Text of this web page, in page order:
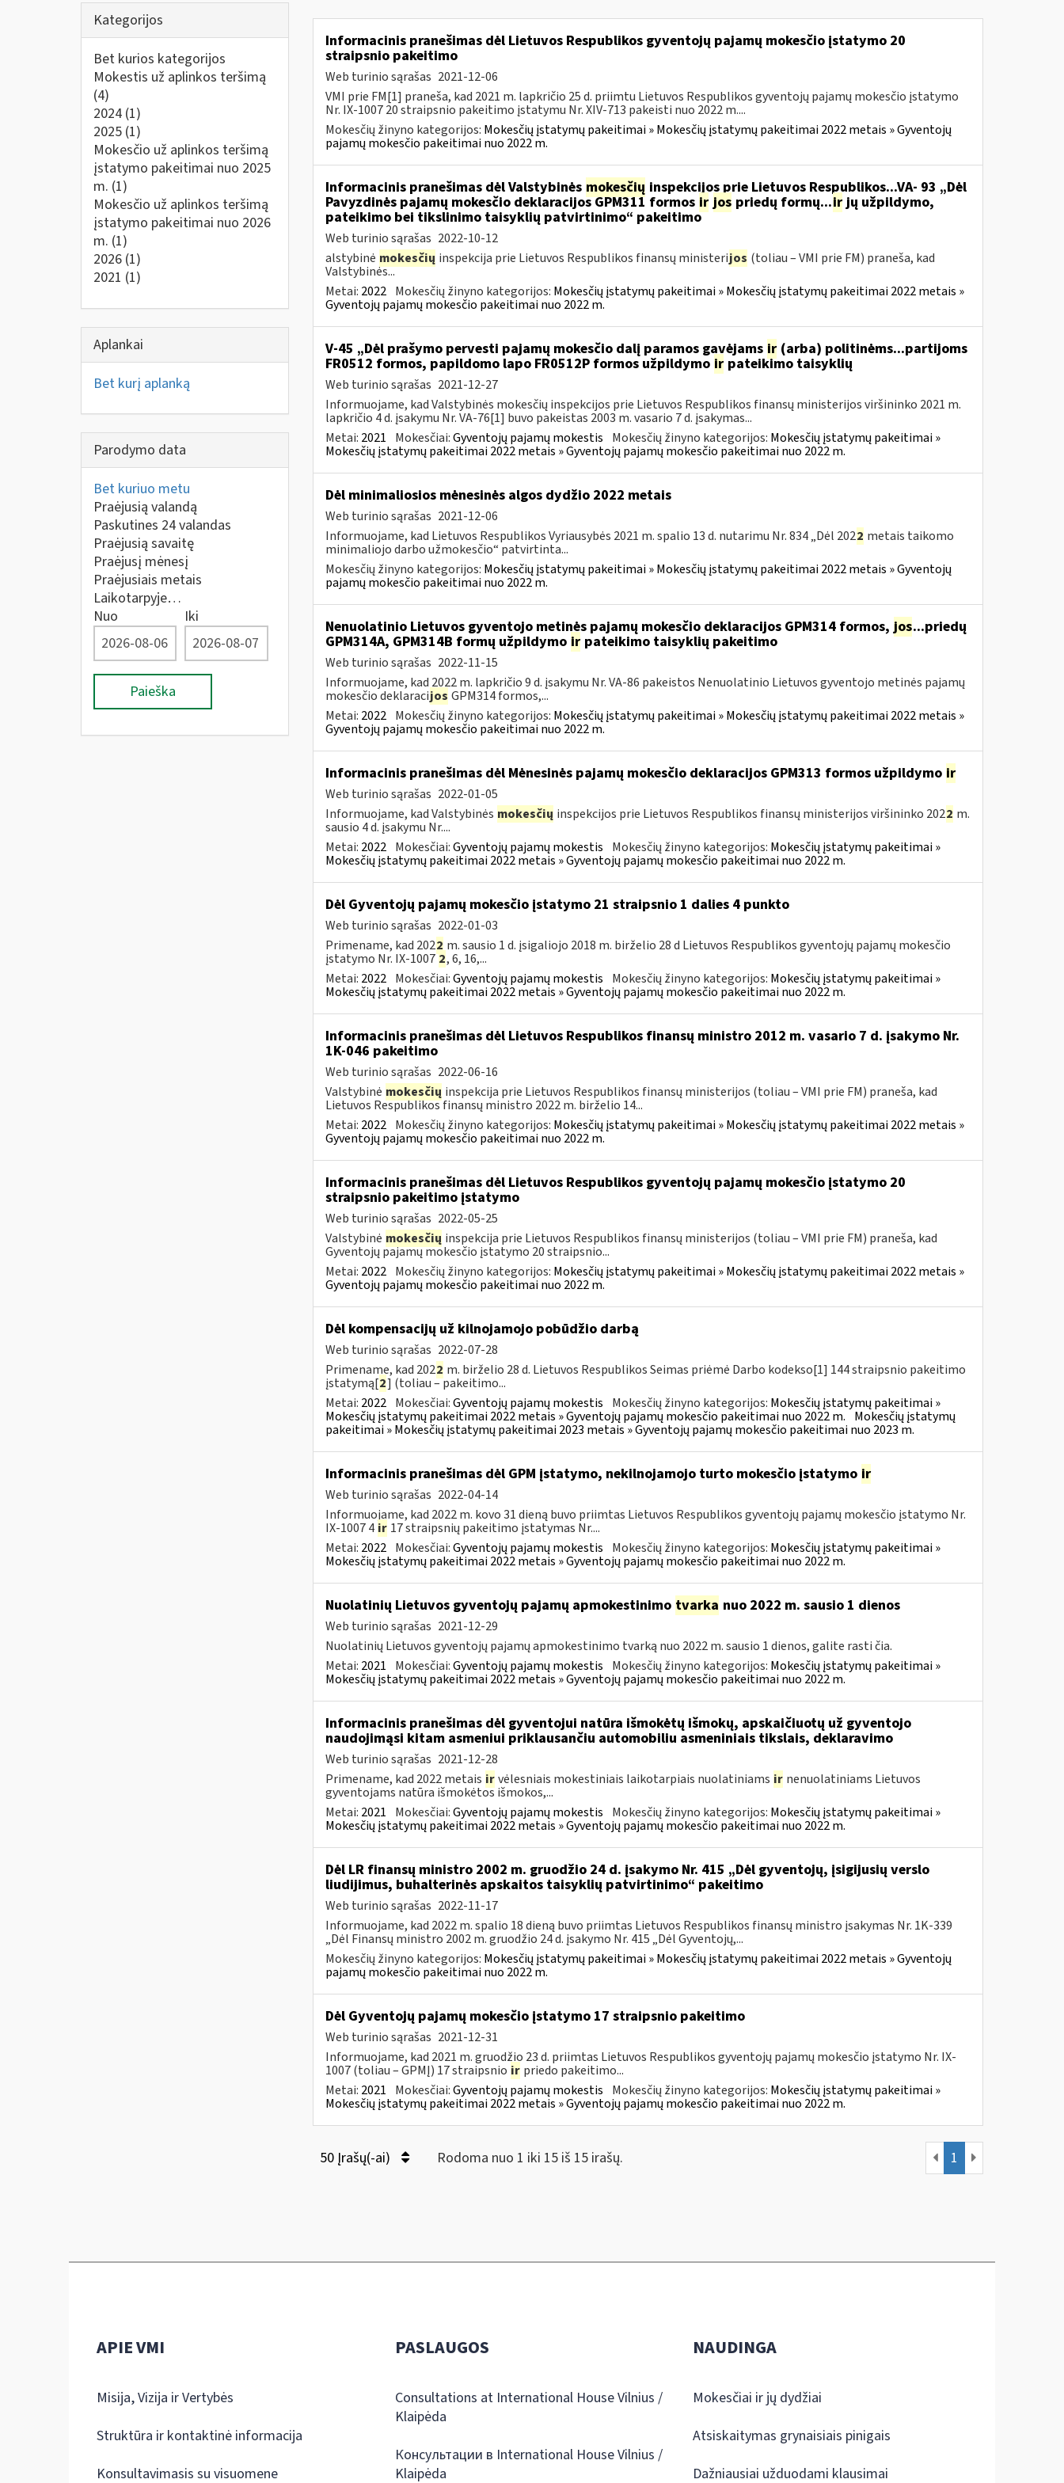
Kategorijos
Bet kurios kategorijos
Mokestis už aplinkos teršimą
(4)
2024 (1)
2025 (1)
Mokesčio už aplinkos teršimą
įstatymo pakeitimai nuo 2025
m. (1)
Mokesčio už aplinkos teršimą
įstatymo pakeitimai nuo 2026
m. (1)
2026 (1)
2021 (1)
Aplankai
Bet kurį aplanką
Parodymo data
Bet kuriuo metu
Praėjusią valandą
Paskutines 24 valandas
Praėjusią savaitę
Praėjusį mėnesį
Praėjusiais metais
Laikotarpyje…
Nuo
Iki
Paieška
Informacinis pranešimas dėl Lietuvos Respublikos gyventojų pajamų mokesčio įstatymo 20
straipsnio pakeitimo
Web turinio sąrašas 2021-12-06
VMI prie FM[1] praneša, kad 2021 m. lapkričio 25 d. priimtu Lietuvos Respublikos gyventojų pajamų mokesčio įstatymo
Nr. IX-1007 20 straipsnio pakeitimo įstatymu Nr. XIV-713 pakeisti nuo 2022 m....
Mokesčių žinyno kategorijos: Mokesčių įstatymų pakeitimai » Mokesčių įstatymų pakeitimai 2022 metais » Gyventojų
pajamų mokesčio pakeitimai nuo 2022 m.
Informacinis pranešimas dėl Valstybinės mokesčių inspekcijos prie Lietuvos Respublikos...VA- 93 „Dėl
Pavyzdinės pajamų mokesčio deklaracijos GPM311 formos ir jos priedų formų...irjų užpildymo,
pateikimo bei tikslinimo taisyklių patvirtinimo“ pakeitimo
Web turinio sąrašas 2022-10-12
alstybinė mokesčių inspekcija prie Lietuvos Respublikos finansų ministerijos (toliau – VMI prie FM) praneša, kad
Valstybinės...
Metai: 2022 Mokesčių žinyno kategorijos: Mokesčių įstatymų pakeitimai » Mokesčių įstatymų pakeitimai 2022 metais »
Gyventojų pajamų mokesčio pakeitimai nuo 2022 m.
V-45 „Dėl prašymo pervesti pajamų mokesčio dalį paramos gavėjams ir(arba) politinėms...partijoms
FR0512 formos, papildomo lapo FR0512P formos užpildymo irpateikimo taisyklių
Web turinio sąrašas 2021-12-27
Informuojame, kad Valstybinės mokesčių inspekcijos prie Lietuvos Respublikos finansų ministerijos viršininko 2021 m.
lapkričio 4 d. įsakymu Nr. VA-76[1] buvo pakeistas 2003 m. vasario 7 d. įsakymas...
Metai: 2021 Mokesčiai:Gyventojų pajamų mokestis Mokesčių žinyno kategorijos: Mokesčių įstatymų pakeitimai »
Mokesčių įstatymų pakeitimai 2022 metais » Gyventojų pajamų mokesčio pakeitimai nuo 2022 m.
Dėl minimaliosios mėnesinės algos dydžio 2022 metais
Web turinio sąrašas 2021-12-06
Informuojame, kad Lietuvos Respublikos Vyriausybės 2021 m. spalio 13 d. nutarimu Nr. 834 „Dėl 2022 metais taikomo
minimaliojo darbo užmokesčio“ patvirtinta...
Mokesčių žinyno kategorijos: Mokesčių įstatymų pakeitimai » Mokesčių įstatymų pakeitimai 2022 metais » Gyventojų
pajamų mokesčio pakeitimai nuo 2022 m.
Nenuolatinio Lietuvos gyventojo metinės pajamų mokesčio deklaracijos GPM314 formos, jos...priedų
GPM314A, GPM314B formų užpildymo irpateikimo taisyklių pakeitimo
Web turinio sąrašas 2022-11-15
Informuojame, kad 2022 m. lapkričio 9 d. įsakymu Nr. VA-86 pakeistos Nenuolatinio Lietuvos gyventojo metinės pajamų
mokesčio deklaracijos GPM314 formos,...
Metai: 2022 Mokesčių žinyno kategorijos: Mokesčių įstatymų pakeitimai » Mokesčių įstatymų pakeitimai 2022 metais »
Gyventojų pajamų mokesčio pakeitimai nuo 2022 m.
Informacinis pranešimas dėl Mėnesinės pajamų mokesčio deklaracijos GPM313 formos užpildymo ir
Web turinio sąrašas 2022-01-05
Informuojame, kad Valstybinės mokesčių inspekcijos prie Lietuvos Respublikos finansų ministerijos viršininko 2022 m.
sausio 4 d. įsakymu Nr....
Metai: 2022 Mokesčiai:Gyventojų pajamų mokestis Mokesčių žinyno kategorijos: Mokesčių įstatymų pakeitimai »
Mokesčių įstatymų pakeitimai 2022 metais » Gyventojų pajamų mokesčio pakeitimai nuo 2022 m.
Dėl Gyventojų pajamų mokesčio įstatymo 21 straipsnio 1 dalies 4 punkto
Web turinio sąrašas 2022-01-03
Primename, kad 2022 m. sausio 1 d. įsigaliojo 2018 m. birželio 28 d Lietuvos Respublikos gyventojų pajamų mokesčio
įstatymo Nr. IX-10072, 6, 16,...
Metai: 2022 Mokesčiai:Gyventojų pajamų mokestis Mokesčių žinyno kategorijos: Mokesčių įstatymų pakeitimai »
Mokesčių įstatymų pakeitimai 2022 metais » Gyventojų pajamų mokesčio pakeitimai nuo 2022 m.
Informacinis pranešimas dėl Lietuvos Respublikos finansų ministro 2012 m. vasario 7 d. įsakymo Nr.
1K-046 pakeitimo
Web turinio sąrašas 2022-06-16
Valstybinė mokesčių inspekcija prie Lietuvos Respublikos finansų ministerijos (toliau – VMI prie FM) praneša, kad
Lietuvos Respublikos finansų ministro 2022 m. birželio 14...
Metai: 2022 Mokesčių žinyno kategorijos: Mokesčių įstatymų pakeitimai » Mokesčių įstatymų pakeitimai 2022 metais »
Gyventojų pajamų mokesčio pakeitimai nuo 2022 m.
Informacinis pranešimas dėl Lietuvos Respublikos gyventojų pajamų mokesčio įstatymo 20
straipsnio pakeitimo įstatymo
Web turinio sąrašas 2022-05-25
Valstybinė mokesčių inspekcija prie Lietuvos Respublikos finansų ministerijos (toliau – VMI prie FM) praneša, kad
Gyventojų pajamų mokesčio įstatymo 20 straipsnio...
Metai: 2022 Mokesčių žinyno kategorijos: Mokesčių įstatymų pakeitimai » Mokesčių įstatymų pakeitimai 2022 metais »
Gyventojų pajamų mokesčio pakeitimai nuo 2022 m.
Dėl kompensacijų už kilnojamojo pobūdžio darbą
Web turinio sąrašas 2022-07-28
Primename, kad 2022 m. birželio 28 d. Lietuvos Respublikos Seimas priėmė Darbo kodekso[1] 144 straipsnio pakeitimo
įstatymą[2] (toliau – pakeitimo...
Metai: 2022 Mokesčiai:Gyventojų pajamų mokestis Mokesčių žinyno kategorijos: Mokesčių įstatymų pakeitimai »
Mokesčių įstatymų pakeitimai 2022 metais » Gyventojų pajamų mokesčio pakeitimai nuo 2022 m. Mokesčių įstatymų
pakeitimai » Mokesčių įstatymų pakeitimai 2023 metais » Gyventojų pajamų mokesčio pakeitimai nuo 2023 m.
Informacinis pranešimas dėl GPM įstatymo, nekilnojamojo turto mokesčio įstatymo ir
Web turinio sąrašas 2022-04-14
Informuojame, kad 2022 m. kovo 31 dieną buvo priimtas Lietuvos Respublikos gyventojų pajamų mokesčio įstatymo Nr.
IX-1007 4 ir 17 straipsnių pakeitimo įstatymas Nr....
Metai: 2022 Mokesčiai:Gyventojų pajamų mokestis Mokesčių žinyno kategorijos: Mokesčių įstatymų pakeitimai »
Mokesčių įstatymų pakeitimai 2022 metais » Gyventojų pajamų mokesčio pakeitimai nuo 2022 m.
Nuolatinių Lietuvos gyventojų pajamų apmokestinimo tvarka nuo 2022 m. sausio 1 dienos
Web turinio sąrašas 2021-12-29
Nuolatinių Lietuvos gyventojų pajamų apmokestinimo tvarką nuo 2022 m. sausio 1 dienos, galite rasti čia.
Metai: 2021 Mokesčiai:Gyventojų pajamų mokestis Mokesčių žinyno kategorijos: Mokesčių įstatymų pakeitimai »
Mokesčių įstatymų pakeitimai 2022 metais » Gyventojų pajamų mokesčio pakeitimai nuo 2022 m.
Informacinis pranešimas dėl gyventojui natūra išmokėtų išmokų, apskaičiuotų už gyventojo
naudojimąsi kitam asmeniui priklausančiu automobiliu asmeniniais tikslais, deklaravimo
Web turinio sąrašas 2021-12-28
Primename, kad 2022 metais ir vėlesniais mokestiniais laikotarpiais nuolatiniams ir nenuolatiniams Lietuvos
gyventojams natūra išmokėtos išmokos,...
Metai: 2021 Mokesčiai:Gyventojų pajamų mokestis Mokesčių žinyno kategorijos: Mokesčių įstatymų pakeitimai »
Mokesčių įstatymų pakeitimai 2022 metais » Gyventojų pajamų mokesčio pakeitimai nuo 2022 m.
Dėl LR finansų ministro 2002 m. gruodžio 24 d. įsakymo Nr. 415 „Dėl gyventojų, įsigijusių verslo
liudijimus, buhalterinės apskaitos taisyklių patvirtinimo“ pakeitimo
Web turinio sąrašas 2022-11-17
Informuojame, kad 2022 m. spalio 18 dieną buvo priimtas Lietuvos Respublikos finansų ministro įsakymas Nr. 1K-339
„Dėl Finansų ministro 2002 m. gruodžio 24 d. įsakymo Nr. 415 „Dėl Gyventojų,...
Mokesčių žinyno kategorijos: Mokesčių įstatymų pakeitimai » Mokesčių įstatymų pakeitimai 2022 metais » Gyventojų
pajamų mokesčio pakeitimai nuo 2022 m.
Dėl Gyventojų pajamų mokesčio įstatymo 17 straipsnio pakeitimo
Web turinio sąrašas 2021-12-31
Informuojame, kad 2021 m. gruodžio 23 d. priimtas Lietuvos Respublikos gyventojų pajamų mokesčio įstatymo Nr. IX-
1007 (toliau – GPMĮ) 17 straipsnio ir priedo pakeitimo...
Metai: 2021 Mokesčiai:Gyventojų pajamų mokestis Mokesčių žinyno kategorijos: Mokesčių įstatymų pakeitimai »
Mokesčių įstatymų pakeitimai 2022 metais » Gyventojų pajamų mokesčio pakeitimai nuo 2022 m.
50 Įrašų(-ai) Rodoma nuo 1 iki 15 iš 15 irašų. 1
APIE VMI
Misija, Vizija ir Vertybės
Struktūra ir kontaktinė informacija
Konsultavimasis su visuomene
PASLAUGOS
Consultations at International House Vilnius /
Klaipėda
Консультации в International House Vilnius /
Klaipėda
NAUDINGA
Mokesčiai ir jų dydžiai
Atsiskaitymas grynaisiais pinigais
Dažniausiai užduodami klausimai